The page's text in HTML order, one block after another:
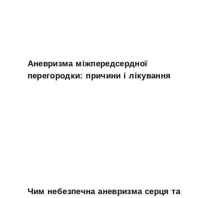
Аневризма міжпередсердної
перегородки: причини і лікування
Чим небезпечна аневризма серця та